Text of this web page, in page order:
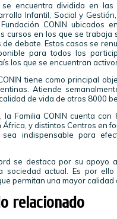
encuentra dividida en las
Infantil, Social y
CONIN ubicados
cursos en los que se
debate. Estos casos se
para todos los
los que se encuentran
tiene como principal
Atiende
de vida de otros 8000
la Familia CONIN cuenta
África, y distintos Centros en
sea indispensable para
se destaca por su apoyo
sociedad actual. Es por
permitan una mayor calidad
relacionado